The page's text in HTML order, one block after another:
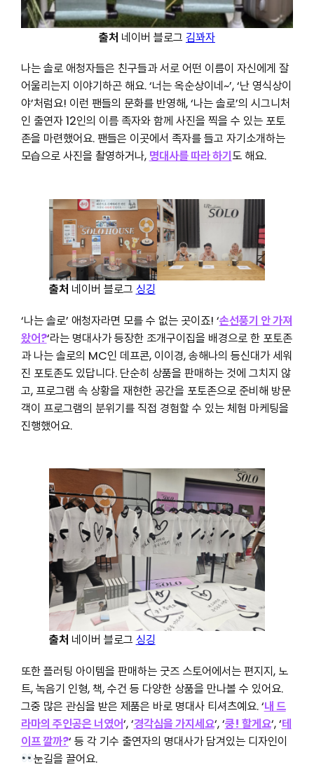
출처 네이버 블로그 김꽈자
나는 솔로 애청자들은 친구들과 서로 어떤 이름이 자신에게 잘
어울리는지 이야기하곤 해요. ‘너는 옥순상이네~’, ‘난 영식상이
야’처럼요! 이런 팬들의 문화를 반영해, ‘나는 솔로’의 시그니처
인 출연자 12인의 이름 족자와 함께 사진을 찍을 수 있는 포토
존을 마련했어요. 팬들은 이곳에서 족자를 들고 자기소개하는
모습으로 사진을 촬영하거나, 명대사를 따라 하기도 해요.
출처 네이버 블로그 싱깅
‘나는 솔로’ 애청자라면 모를 수 없는 곳이죠! ‘손선풍기 안 가져
왔어?‘라는 명대사가 등장한 조개구이집을 배경으로 한 포토존
과 나는 솔로의 MC인 데프콘, 이이경, 송해나의 등신대가 세워
진 포토존도 있답니다. 단순히 상품을 판매하는 것에 그치지 않
고, 프로그램 속 상황을 재현한 공간을 포토존으로 준비해 방문
객이 프로그램의 분위기를 직접 경험할 수 있는 체험 마케팅을
진행했어요.
출처 네이버 블로그 싱깅
또한 플러팅 아이템을 판매하는 굿즈 스토어에서는 편지지, 노
트, 녹음기 인형, 책, 수건 등 다양한 상품을 만나볼 수 있어요.
그중 많은 관심을 받은 제품은 바로 명대사 티셔츠예요. ‘내 드
라마의 주인공은 너였어‘, ‘경각심을 가지세요‘, ‘쿵! 할게요‘, ‘테
이프 깔까?‘ 등 각 기수 출연자의 명대사가 담겨있는 디자인이
눈길을 끌어요.